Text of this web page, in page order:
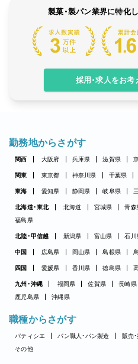
製菓・製パン業界に特化
採用・求人をお
勤務地からさがす
関西 大阪府 兵庫県 滋賀県
関東 東京都 神奈川県 千葉県
東海 愛知県 静岡県 岐阜県
北海道・東北 北海道 宮城県 青森
福島県
北陸・甲信越 新潟県 富山県 石川
中国 広島県 岡山県 島根県
四国 愛媛県 香川県 徳島県
九州・沖縄 福岡県 佐賀県 長崎県
鹿児島県
沖縄県
職種からさがす
パティシエ パン職人・パン製造 販売
その他